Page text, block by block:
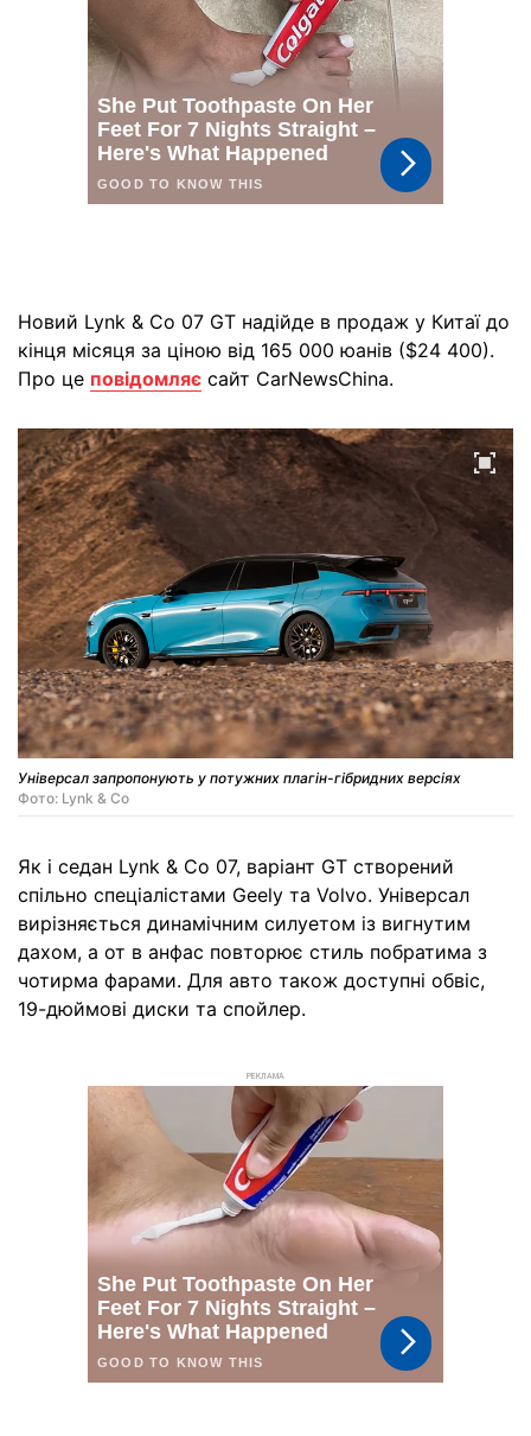
Новий Lynk & Co 07 GT надійде в продаж у Китаї до
кінця місяця за ціною від 165 000 юанів ($24 400).
Про це повідомляє сайт CarNewsChina.
Універсал запропонують у потужних плагін-гібридних версіях
Фото: Lynk & Co
Як і седан Lynk & Co 07, варіант GT створений
спільно спеціалістами Geely та Volvo. Універсал
вирізняється динамічним силуетом із вигнутим
дахом, а от в анфас повторює стиль побратима з
чотирма фарами. Для авто також доступні обвіс,
19-дюймові диски та спойлер.
РЕКЛАМА